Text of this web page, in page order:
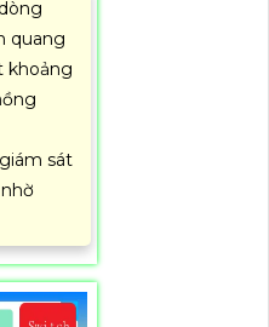
quang
khoảng
sát